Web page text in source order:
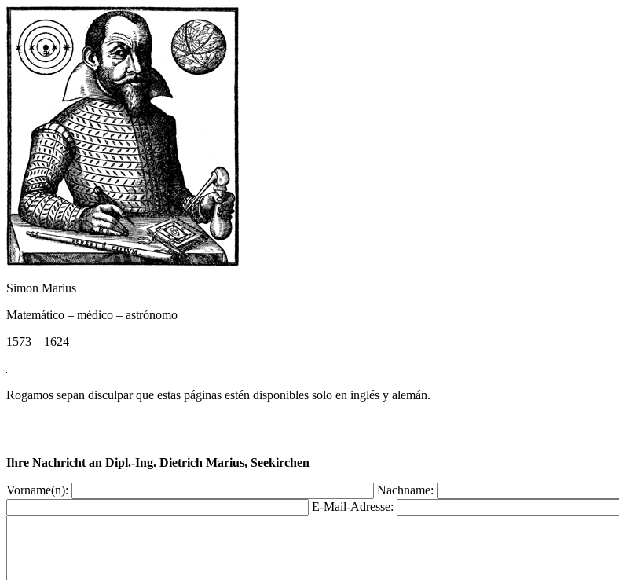
Simon Marius
Matemático – médico – astrónomo
1573 – 1624
Rogamos sepan disculpar que estas páginas estén disponibles solo en inglés y alemán.
Ihre Nachricht an Dipl.-Ing. Dietrich Marius, Seekirchen
Vorname(n): Nachname:
E-Mail-Adresse: